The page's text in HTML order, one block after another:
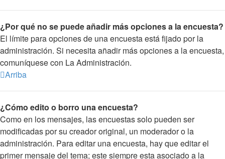
¿Por qué no se puede añadir más opciones a la encuesta?
El límite para opciones de una encuesta está fijado por la
administración. Si necesita añadir más opciones a la encuesta,
comuníquese con La Administración.
Arriba
¿Cómo edito o borro una encuesta?
Como en los mensajes, las encuestas solo pueden ser
modificadas por su creador original, un moderador o la
administración. Para editar una encuesta, hay que editar el
primer mensaje del tema; este siempre esta asociado a la